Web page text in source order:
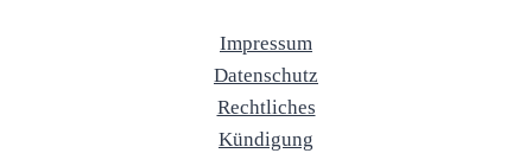
Impressum
Datenschutz
Rechtliches
Kündigung